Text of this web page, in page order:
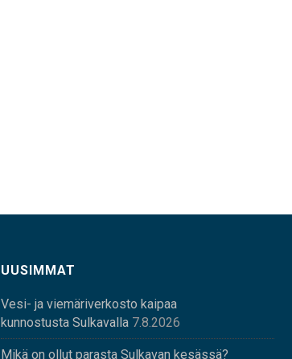
UUSIMMAT
Vesi- ja viemäriverkosto kaipaa
kunnostusta Sulkavalla 7.8.2026
Mikä on ollut parasta Sulkavan kesässä?